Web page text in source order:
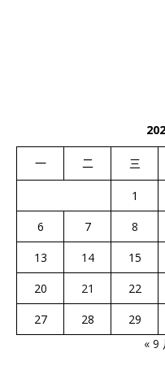
一 二 三
1
6
7 8
13
14 15
20
21 22
27
28 29
« 9